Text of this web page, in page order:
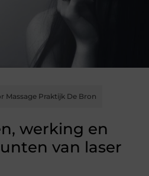
Massage Praktijk De Bron
werking en
van laser